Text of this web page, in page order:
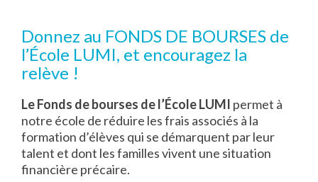
Donnez au FONDS DE BOURSES de
l’École LUMI, et encouragez la
relève !
Le Fonds de bourses de l’École LUMI permet à
notre école de réduire les frais associés à la
formation d’élèves qui se démarquent par leur
talent et dont les familles vivent une situation
financière précaire.